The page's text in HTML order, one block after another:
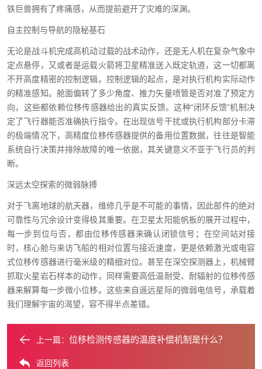
铁巨兽拥有了疼痛感，从而提前避开了灾难的深渊。
自主控制与导航的隐秘基石
无论是战斗机完成高机动过载的战术动作，还是无人机在复杂气象中
定点悬停，又或者是运载火箭将卫星精准送入既定轨道，这一切都离
不开高度精密的控制逻辑。控制逻辑的起点，是对执行机构实际动作
的精准感知。舱面偏转了多少角度、推力矢量喷管是否对准了预定方
向，这些都依赖位移传感器给出的真实反馈。这种“闭环反馈”机制决
定了飞行器能否准确执行指令。在出现信号干扰或执行机构部分卡滞
的极端情况下，高精度位移传感器提供的备用位置数据，往往是智能
系统自行决策并排除故障的唯一依据，其关键意义不亚于飞行员的判
断。
深远太空探索的微弱脉搏
对于飞离地球的航天器，维修几乎是不可能的事情，因此部件的绝对
可靠性与冗余设计变得极其重要。在卫星太阳能帆板的展开过程中，
每一步到位与否，都由位移传感器来确认闭锁信号；在空间站对接
时，核心舱与来访飞船的相对位置与接近速度，更是依赖激光或电容
式位移传感器进行毫米级的精细对位。甚至在深空探测器上，机械臂
抓取火星岩石样本的动作，同样需要高低温耐受、耐辐射的位移传感
器来解算每一步微小位移。这些来自遥远星际的微弱电信号，承载着
我们理解宇宙的渴望，容不得半点差错。
上一篇： 位移检测传感器的温度补偿机制是什么？
返回列表